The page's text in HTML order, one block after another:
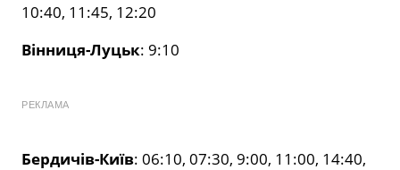
10:40, 11:45, 12:20
Вінниця-Луцьк: 9:10
РЕКЛАМА
Бердичів-Київ: 06:10, 07:30, 9:00, 11:00, 14:40,